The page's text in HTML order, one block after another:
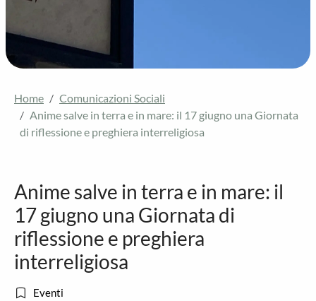
Home
Comunicazioni Sociali
Anime salve in terra e in mare: il 17 giugno una Giornata
di riflessione e preghiera interreligiosa
Anime salve in terra e in mare: il
17 giugno una Giornata di
riflessione e preghiera
interreligiosa
Eventi